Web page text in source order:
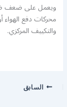
ويعمل على ضعف
محركات دفع الهواء
والتكييف المركزي.
السابق